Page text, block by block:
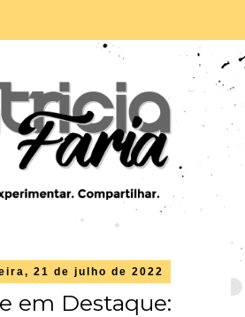
21 de julho de 2022
em Destaque: